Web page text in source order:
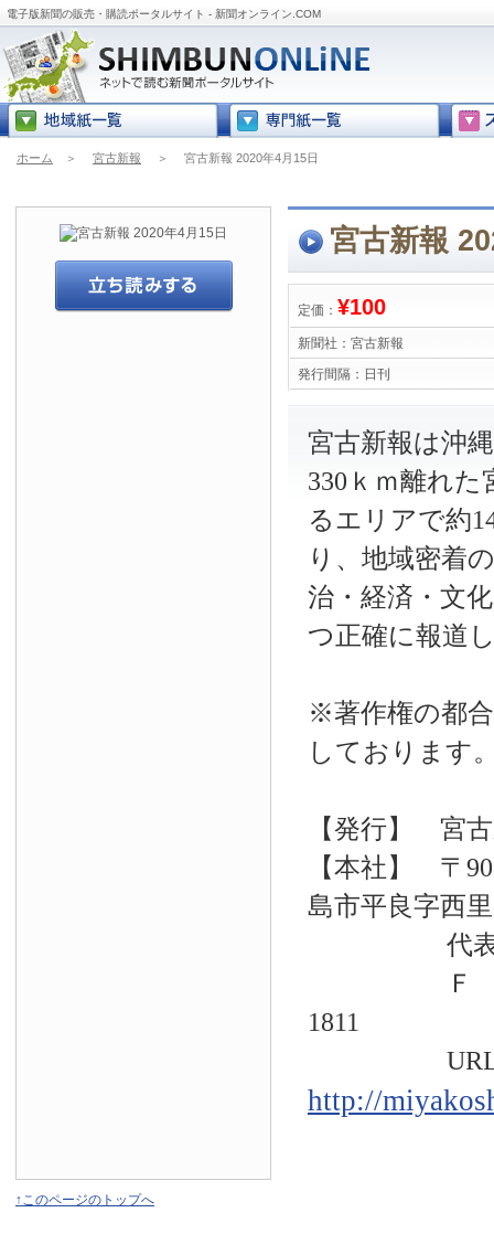
電子版新聞の販売・購読ポータルサイト - 新聞オンライン.COM
ホーム ＞ 宮古新報 ＞ 宮古新報 2020年4月15日
宮古新報
定価： ¥100
新聞社： 宮古新報
発行間隔： 日刊
宮古新報は沖
330ｋｍ離れ
るエリアで約
り、地域密着
治・経済・文
つ正確に報道
※著作権の都
しております
【発行】 宮
【本社】 〒
島市平良字西
代表電話
Ｆ Ａ
1811
URL
http://
↑このページのトップへ